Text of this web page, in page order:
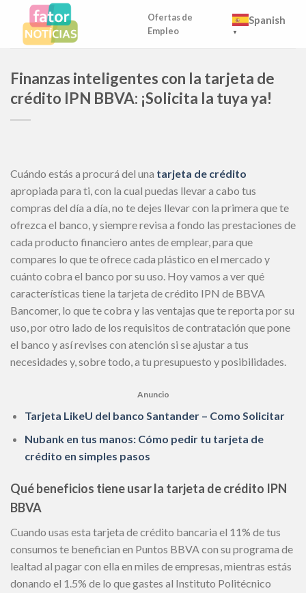
content
Ofertas de
Empleo
Spanish
▼
Finanzas inteligentes con la tarjeta de
crédito IPN BBVA: ¡Solicita la tuya ya!
Cuándo estás a procurá del una tarjeta de crédito
apropiada para ti, con la cual puedas llevar a cabo tus
compras del día a día, no te dejes llevar con la primera que te
ofrezca el banco, y siempre revisa a fondo las prestaciones de
cada producto financiero antes de emplear, para que
compares lo que te ofrece cada plástico en el mercado y
cuánto cobra el banco por su uso. Hoy vamos a ver qué
características tiene la tarjeta de crédito IPN de BBVA
Bancomer, lo que te cobra y las ventajas que te reporta por su
uso, por otro lado de los requisitos de contratación que pone
el banco y así revises con atención si se ajustar a tus
necesidades y, sobre todo, a tu presupuesto y posibilidades.
Anuncio
Tarjeta LikeU del banco Santander – Como Solicitar
Nubank en tus manos: Cómo pedir tu tarjeta de
crédito en simples pasos
Qué beneficios tiene usar la tarjeta de crédito IPN
BBVA
Cuando usas esta tarjeta de crédito bancaria el 11% de tus
consumos te benefician en Puntos BBVA con su programa de
lealtad al pagar con ella en miles de empresas, mientras estás
donando el 1.5% de lo que gastes al Instituto Politécnico